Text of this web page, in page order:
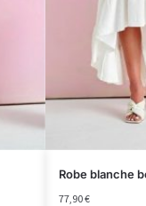
Robe blanche
77,90€